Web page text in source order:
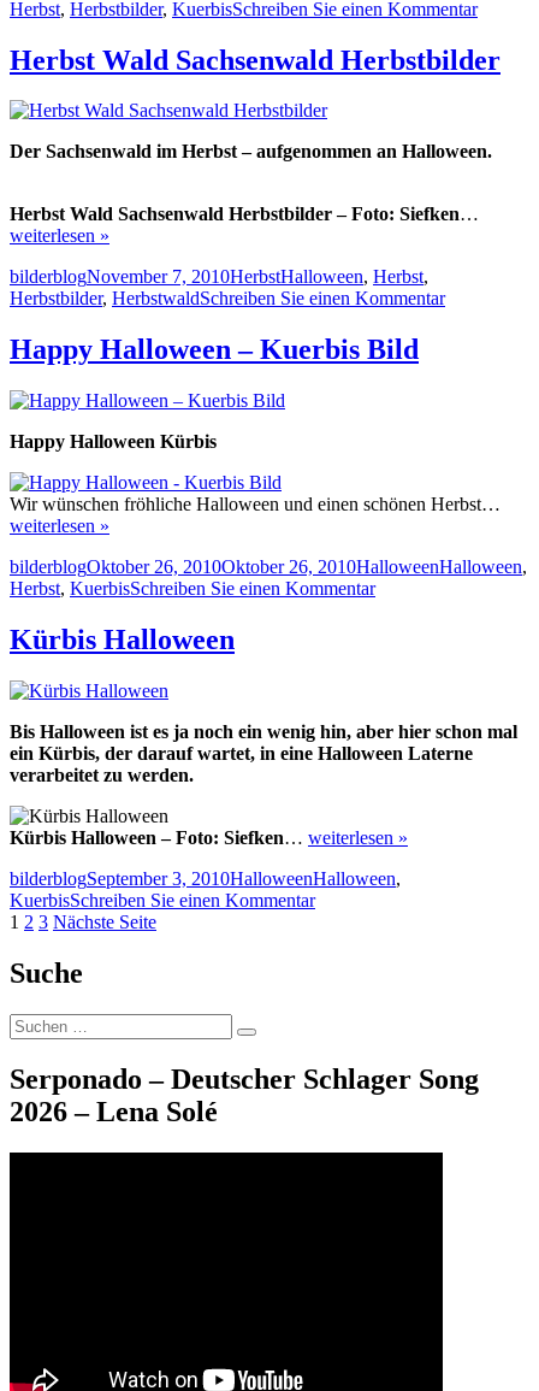
am
Herbst, Herbstbilder, KuerbisSchreiben Sie einen Kommentarzu
Herbst
Herbst Wald Sachsenwald Herbstbilder
Der Sachsenwald im Herbst – aufgenommen an Halloween.
Herbst Wald Sachsenwald Herbstbilder – Foto: Siefken…
weiterlesen »
Autor
bilderblogVeröffentlicht
am
November 7, 2010Kategorien
HerbstSchlagwörter
Halloween, Herbst,
Herbstbilder, HerbstwaldSchreiben Sie einen Kommentarzu
Happy Halloween – Kuerbis Bild
Happy Halloween Kürbis
Wir wünschen fröhliche Halloween und einen schönen Herbst…
weiterlesen »
Autor
bilderblogVeröffentlicht
am
Oktober 26, 2010Oktober 26, 2010Kategorien
HalloweenSchlagwörter
Halloween,
Herbst, KuerbisSchreiben Sie einen Kommentarzu
Kürbis Halloween
Bis Halloween ist es ja noch ein wenig hin, aber hier schon mal
ein Kürbis, der darauf wartet, in eine Halloween Laterne
verarbeitet zu werden.
Kürbis Halloween – Foto: Siefken… weiterlesen »
Autor
bilderblogVeröffentlicht
am
September 3, 2010Kategorien
HalloweenSchlagwörter
Halloween,
KuerbisSchreiben Sie einen Kommentarzu
Seitennummerierung
der
Beiträge
Seite
1 Seite
2 Seite
3 Nächste Seite
Suche
Suche
nach:
Suchen
Serponado – Deutscher Schlager Song
2026 – Lena Solé